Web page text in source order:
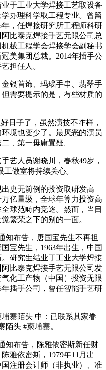
于工业大学焊接工艺取设备
办理科学取工程专业。曾留
，任焊接研究所工程师科研
比泰克焊接手艺无限公司总
械工程学会焊接学会副秘书
美集团总裁。2014年插手公
担任人。
银首饰、玛瑙手串、翡翠手
需要提示的是，有些材质的
子了，虽然演技不咋样，
境也变少了。最厌恶的演员
，第一毋庸置疑。
人员谢晓川，春秋49岁，
做室将持续关心。
史无前例的投资取研发高
亿量级，全球年算力投资高
球范畴内竞逐。然而，当目
繁荣之下的别的一面。
布告，唐国宝先生不再担
宝先生，1963年出生，中国
研究生结业于工业大学焊接
比泰克焊接手艺无限公司发
化工产物（中国）投资无限
插手公司，曾任智能手艺研
寨陌头 中：已联系其家眷
陌头 #柬埔寨。
布告，陈雅依密斯新任财
雅依密斯，1979年11月出
注册会计师（非执业）、准